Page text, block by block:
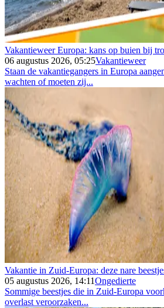
Vakantieweer Europa: kans op buien bij
06 augustus 2026, 05:25Vakantieweer
Staan de vakantiegangers in Europa
wachten of moeten zij...
Vakantie in Zuid-Europa: deze nare
05 augustus 2026, 14:11Ongedierte
Sommige beestjes die in Zuid-Europa
overlast veroorzaken...